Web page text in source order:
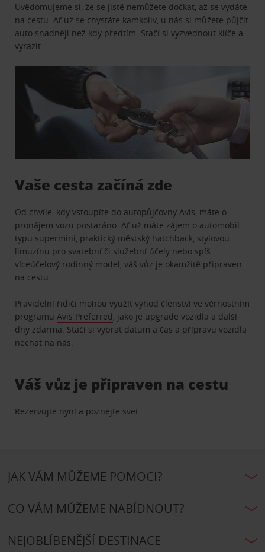
Uvědomujeme si, že se jistě nemůžete dočkat, až se vydáte
na cestu. Ať už se chystáte kamkoliv, u nás si můžete půjčit
auto snadněji než kdy předtím. Stačí si vyzvednout klíče a
vyrazit.
Vaše cesta začíná zde
Od chvíle, kdy vstoupíte do autopůjčovny Avis, máte o
pronájem vozu postaráno. Ať už máte zájem o automobil
typu supermini, praktický městský hatchback, stylovou
limuzínu pro svatební či služební účely nebo spíš
víceúčelový rodinný model, váš vůz je okamžitě připraven
na cestu.
Pravidelní řidiči mohou využít výhod členství ve věrnostním
programuAvis Preferred, jako je upgrade vozidla a další
dny zdarma. Stačí si vybrat datum a čas a přípravu vozidla
nechat na nás.
Váš vůz je připraven na cestu
Rezervujte nyní a poznejte svet.
JAK VÁM MŮŽEME POMOCI?
CO VÁM MŮŽEME NABÍDNOUT?
NEJOBLÍBENĚJŠÍ DESTINACE